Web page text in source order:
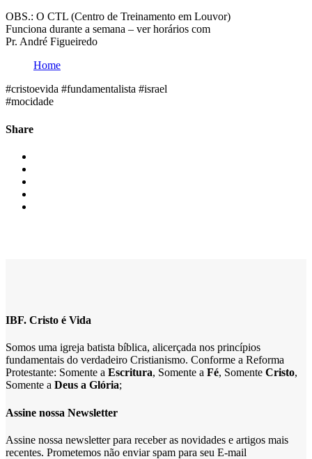
OBS.: O CTL (Centro de Treinamento em Louvor)
Funciona durante a semana – ver horários com
Pr. André Figueiredo
Home
#cristoevida #fundamentalista #israel
#mocidade
Share
IBF. Cristo é Vida
Somos uma igreja batista bíblica, alicerçada nos princípios
fundamentais do verdadeiro Cristianismo. Conforme a Reforma
Protestante: Somente a Escritura, Somente a Fé, Somente Cristo,
Somente a Deus a Glória;
Assine nossa Newsletter
Assine nossa newsletter para receber as novidades e artigos mais
recentes. Prometemos não enviar spam para seu E-mail